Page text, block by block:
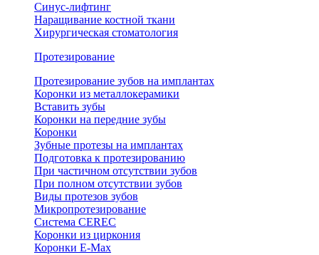
Синус-лифтинг
Наращивание костной ткани
Хирургическая стоматология
Протезирование
Протезирование зубов на имплантах
Коронки из металлокерамики
Вставить зубы
Коронки на передние зубы
Коронки
Зубные протезы на имплантах
Подготовка к протезированию
При частичном отсутствии зубов
При полном отсутствии зубов
Виды протезов зубов
Микропротезирование
Система CEREC
Коронки из циркония
Коронки E-Max